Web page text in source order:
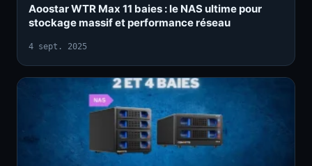
Aoostar WTR Max 11 baies : le NAS ultime pour
stockage massif et performance réseau
4 sept. 2025